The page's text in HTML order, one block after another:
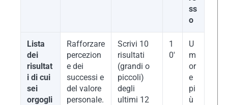
ss
o
Lista
dei
risultat
i di cui
sei
orgogli
Rafforzare
percezion
e dei
successi e
del valore
personale.
Scrivi 10
risultati
(grandi o
piccoli)
degli
ultimi 12
1
0′
U
m
or
e
pi
ù